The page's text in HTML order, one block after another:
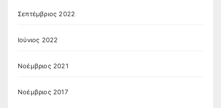
Σεπτέμβριος 2022
Ιούνιος 2022
Νοέμβριος 2021
Νοέμβριος 2017